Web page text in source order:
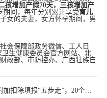
孩增加产假70天，三孩增加产
期间，每年分别累计享受育儿
女的夫妻，女方怀孕期间，男
会保障部政务微信、工人日
生健康委员会官方网站、北
政部、市防控办、广西壮族自
加扣除填报“五步走”，20个热